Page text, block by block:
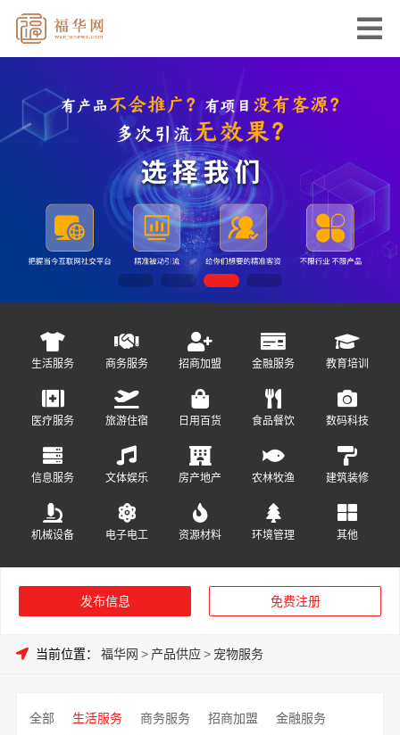
生活服务 商务服务 招商加盟 金融服务 教育培训
医疗服务 旅游住宿 日用百货 食品餐饮 数码科技
信息服务 文体娱乐 房产地产 农林牧渔 建筑装修
机械设备 电子电工 资源材料 环境管理 其他
发布信息 免费注册
当前位置： 福华网 > 产品供应> 宠物服务
全部 生活服务 商务服务 招商加盟
金融服务